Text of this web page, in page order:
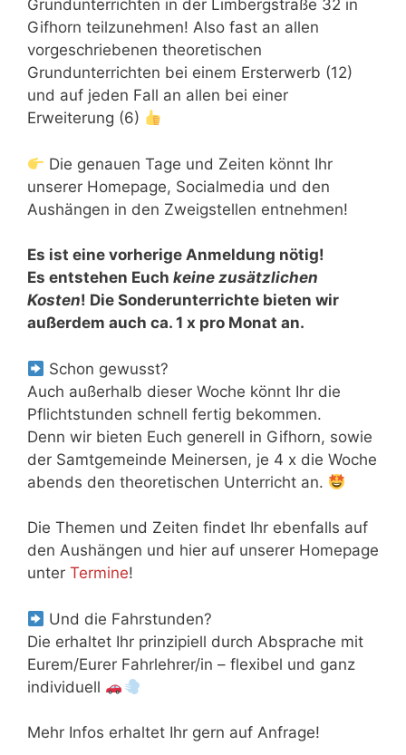
Grundunterrichten in der Limbergstraße 32 in
Gifhorn teilzunehmen! Also fast an allen
vorgeschriebenen theoretischen
Grundunterrichten bei einem Ersterwerb (12)
und auf jeden Fall an allen bei einer
Erweiterung (6)
Die genauen Tage und Zeiten könnt Ihr
unserer Homepage, Socialmedia und den
Aushängen in den Zweigstellen entnehmen!
Es ist eine vorherige Anmeldung nötig!
Es entstehen Euch keine zusätzlichen
Kosten! Die Sonderunterrichte bieten wir
außerdem auch ca. 1 x pro Monat an.
Schon gewusst?
Auch außerhalb dieser Woche könnt Ihr die
Pflichtstunden schnell fertig bekommen.
Denn wir bieten Euch generell in Gifhorn, sowie
der Samtgemeinde Meinersen, je 4 x die Woche
abends den theoretischen Unterricht an.
Die Themen und Zeiten findet Ihr ebenfalls auf
den Aushängen und hier auf unserer Homepage
unter Termine!
Und die Fahrstunden?
Die erhaltet Ihr prinzipiell durch Absprache mit
Eurem/Eurer Fahrlehrer/in – flexibel und ganz
individuell
Mehr Infos erhaltet Ihr gern auf Anfrage!